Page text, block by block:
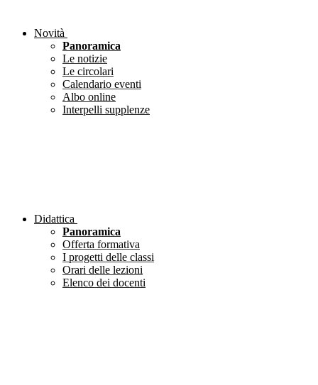
Novità
Panoramica
Le notizie
Le circolari
Calendario eventi
Albo online
Interpelli supplenze
Didattica
Panoramica
Offerta formativa
I progetti delle classi
Orari delle lezioni
Elenco dei docenti